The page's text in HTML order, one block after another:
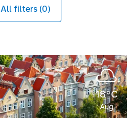
All filters (0)
18°C
Aug